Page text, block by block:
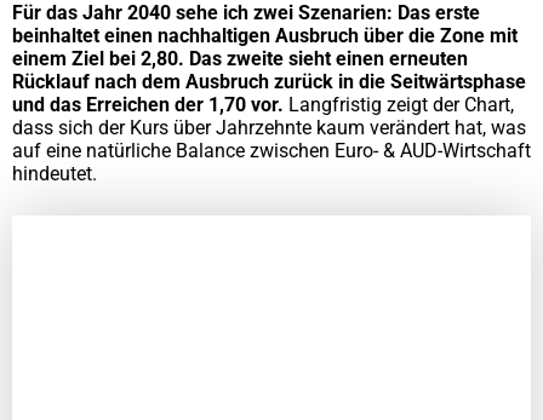
Für das Jahr 2040 sehe ich zwei Szenarien: Das erste
beinhaltet einen nachhaltigen Ausbruch über die Zone mit
einem Ziel bei 2,80. Das zweite sieht einen erneuten
Rücklauf nach dem Ausbruch zurück in die Seitwärtsphase
und das Erreichen der 1,70 vor. Langfristig zeigt der Chart,
dass sich der Kurs über Jahrzehnte kaum verändert hat, was
auf eine natürliche Balance zwischen Euro- & AUD-Wirtschaft
hindeutet.